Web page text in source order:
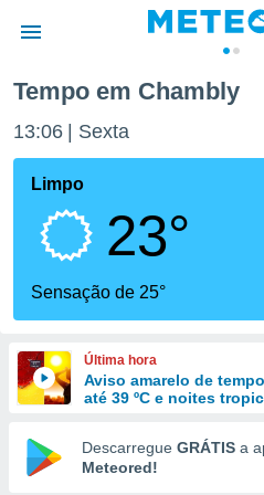
da
foi
fornecidas
a este
das
e
forma
digital
Tempo em Chambly
13:06 Sexta
Limpo
23°
Sensação de 25°
Última hora
Aviso amarelo de
até 39 ºC e noites
Descarregue GRÁTIS a
Meteored!